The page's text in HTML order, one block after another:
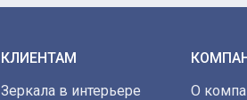
КЛИЕНТАМ
Зеркала в интерьере
О